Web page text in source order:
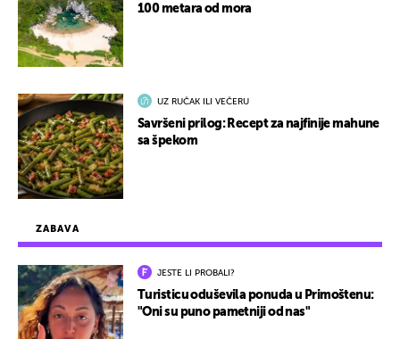
ZABAVA
JESTE LI PROBALI?
Turisticu oduševila ponuda u Primoštenu:
"Oni su puno pametniji od nas"
100 metara od mora
UZ RUČAK ILI VEČERU
Savršeni prilog: Recept za najfinije mahune
sa špekom